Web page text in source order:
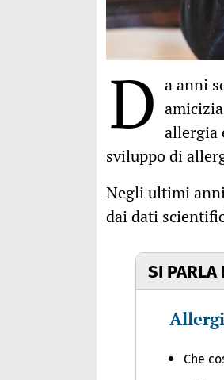
D a anni
allergia
sviluppo di
Negli ultimi
dai dati
SI PARLA
Che